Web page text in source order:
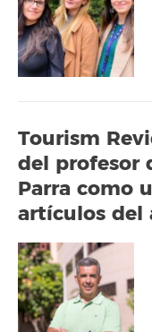
Tourism
del profesor
Parra como
artículos del